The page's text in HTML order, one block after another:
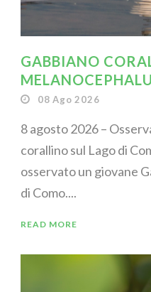
GABBIANO
08 Ago 2026
8 agosto 2026 –
corallino sul Lago di
osservato un giovane
di Como....
READ MORE